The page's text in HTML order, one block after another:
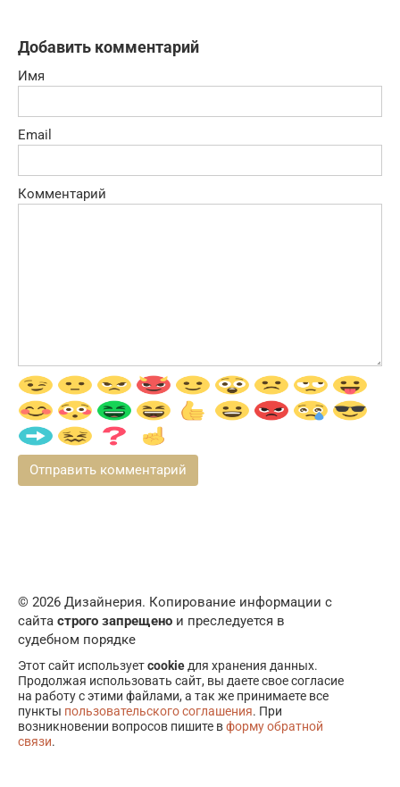
Добавить комментарий
Имя
Email
Комментарий
© 2026 Дизайнерия. Копирование информации с
сайта строго запрещено и преследуется в
судебном порядке
Этот сайт используетcookieдля хранения данных.
Продолжая использовать сайт, вы даете свое согласие
на работу с этими файлами, а так же принимаете все
пункты пользовательского соглашения. При
возникновении вопросов пишите вформу обратной
связи.